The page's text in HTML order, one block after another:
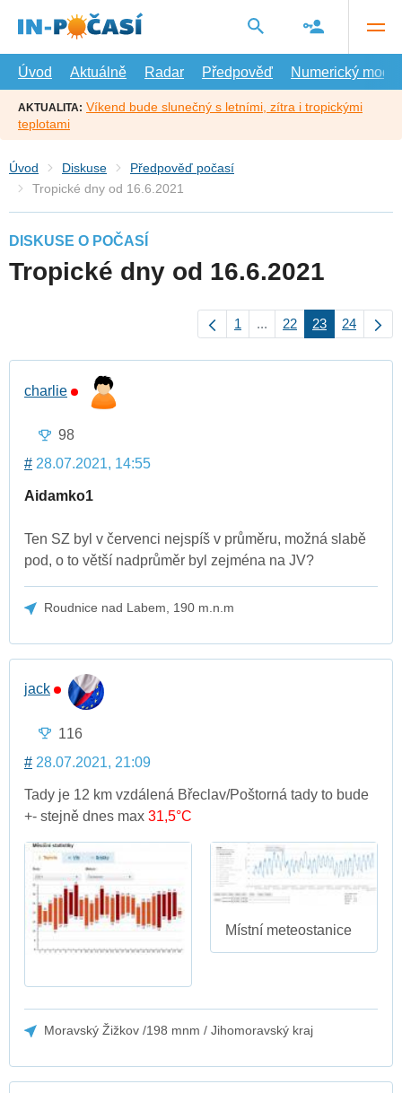
hlavní
Úvod
Aktuálně Radar Předpověď Numerický model
AKTUALITA: Víkend bude slunečný s letními, zítra i tropickými
teplotami
Úvod Diskuse
Předpověď počasí
Tropické dny od 16.6.2021
DISKUSE O POČASÍ
Tropické dny od 16.6.2021
1 ... 22 23 24
charlie
98
# 28.07.2021, 14:55
Aidamko1
Ten SZ byl v červenci nejspíš v průměru, možná slabě
pod, o to větší nadprůměr byl zejména na JV?
Roudnice nad Labem, 190 m.n.m
jack
116
# 28.07.2021, 21:09
Tady je 12 km vzdálená Břeclav/Poštorná tady to bude
+- stejně dnes max 31,5°C
Místní meteostanice
Moravský Žižkov /198 mnm / Jihomoravský kraj